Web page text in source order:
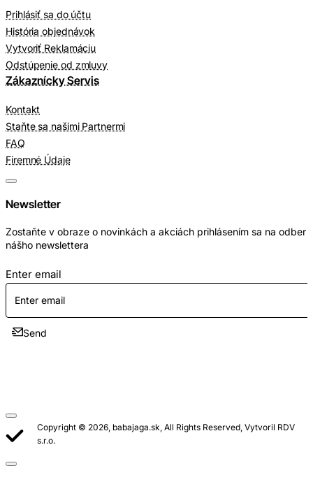
Prihlásiť sa do účtu
História objednávok
Vytvoriť Reklamáciu
Odstúpenie od zmluvy
Zákaznícky Servis
Kontakt
Staňte sa našimi Partnermi
FAQ
Firemné Údaje
Newsletter
Zostaňte v obraze o novinkách a akciách prihlásením sa na odber
nášho newslettera
Enter email
Send
Copyright © 2026, babajaga.sk, All Rights Reserved, Vytvoril RDV
s.r.o.